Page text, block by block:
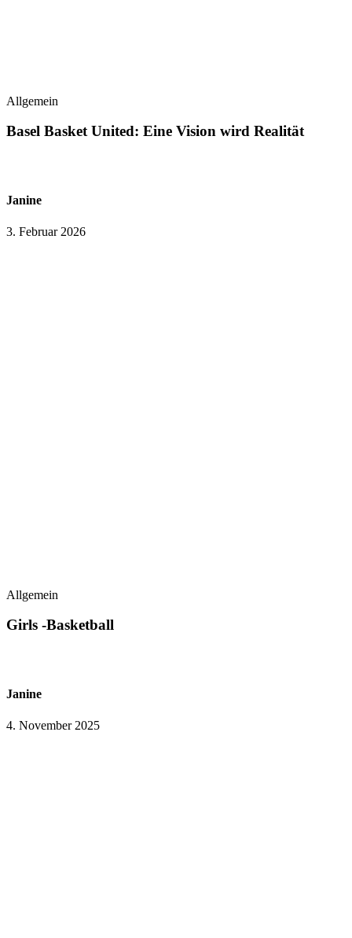
Allgemein
Basel Basket United: Eine Vision wird Realität
Janine
3. Februar 2026
Allgemein
Girls -Basketball
Janine
4. November 2025